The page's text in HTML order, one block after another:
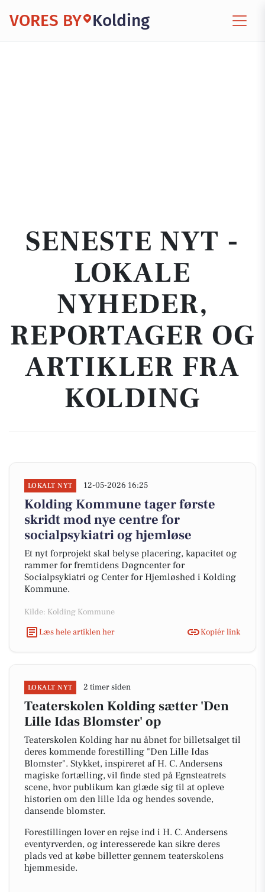
VORES BY Kolding
SENESTE NYT -
LOKALE
NYHEDER,
REPORTAGER OG
ARTIKLER FRA
KOLDING
LOKALT NYT 12-05-2026 16:25
Kolding Kommune tager første
skridt mod nye centre for
socialpsykiatri og hjemløse
Et nyt forprojekt skal belyse placering, kapacitet og
rammer for fremtidens Døgncenter for
Socialpsykiatri og Center for Hjemløshed i Kolding
Kommune.
Kilde: Kolding Kommune
Læs hele artiklen her
Kopiér link
LOKALT NYT 2 timer siden
Teaterskolen Kolding sætter 'Den
Lille Idas Blomster' op
Teaterskolen Kolding har nu åbnet for billetsalget til
deres kommende forestilling "Den Lille Idas
Blomster". Stykket, inspireret af H. C. Andersens
magiske fortælling, vil finde sted på Egnsteatrets
scene, hvor publikum kan glæde sig til at opleve
historien om den lille Ida og hendes sovende,
dansende blomster.
Forestillingen lover en rejse ind i H. C. Andersens
eventyrverden, og interesserede kan sikre deres
plads ved at købe billetter gennem teaterskolens
hjemmeside.